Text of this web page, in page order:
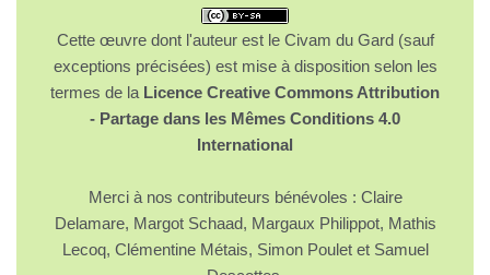
Cette œuvre dont l'auteur est le Civam du Gard (sauf
exceptions précisées) est mise à disposition selon les
termes de la Licence Creative Commons Attribution
- Partage dans les Mêmes Conditions 4.0
International
Merci à nos contributeurs bénévoles : Claire
Delamare, Margot Schaad, Margaux Philippot, Mathis
Lecoq, Clémentine Métais, Simon Poulet et Samuel